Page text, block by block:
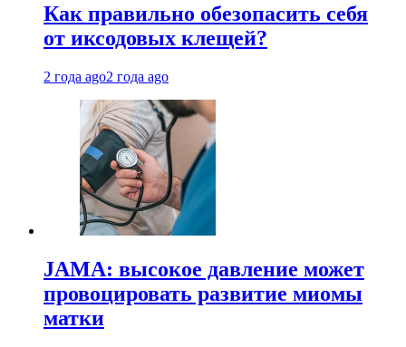
Как правильно обезопасить себя
от иксодовых клещей?
2 года ago2 года ago
JAMA: высокое давление может
провоцировать развитие миомы
матки